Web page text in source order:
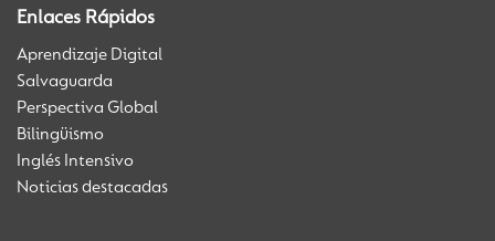
Enlaces Rápidos
Aprendizaje Digital
Salvaguarda
Perspectiva Global
Bilingüismo
Inglés Intensivo
Noticias destacadas